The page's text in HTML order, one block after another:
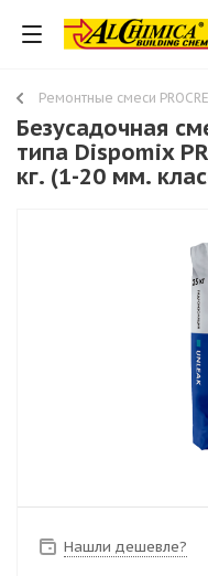
Ремонтные смеси
Безусадочная
типа Dispomix
кг. (1-20 мм.
Нашли дешевле?